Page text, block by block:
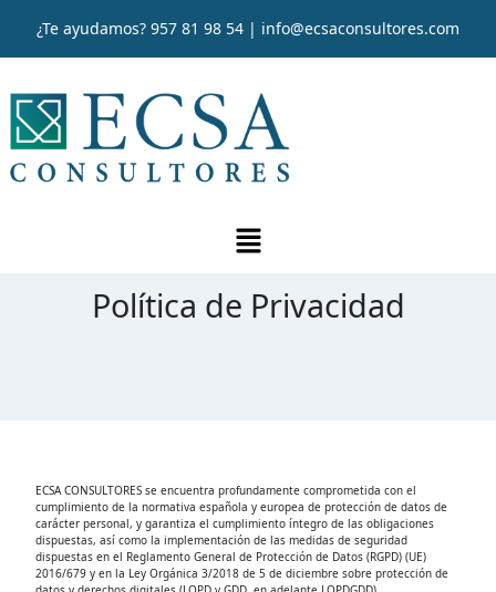
¿Te ayudamos? 957 81 98 54 | info@ecsaconsultores.com
Política de Privacidad
ECSA CONSULTORES se encuentra profundamente comprometida con el
cumplimiento de la normativa española y europea de protección de datos de
carácter personal, y garantiza el cumplimiento íntegro de las obligaciones
dispuestas, así como la implementación de las medidas de seguridad
dispuestas en el Reglamento General de Protección de Datos (RGPD) (UE)
2016/679 y en la Ley Orgánica 3/2018 de 5 de diciembre sobre protección de